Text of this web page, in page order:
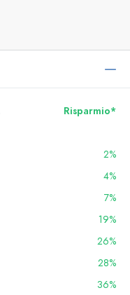
Risparmio*
2%
4%
7%
19%
26%
28%
36%